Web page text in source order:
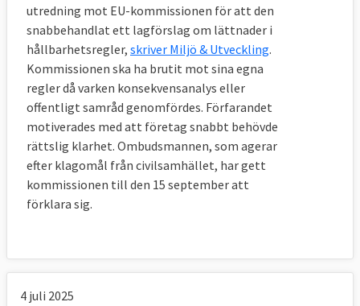
utredning mot EU-kommissionen för att den
snabbehandlat ett lagförslag om lättnader i
hållbarhetsregler, skriver Miljö & Utveckling.
Kommissionen ska ha brutit mot sina egna
regler då varken konsekvensanalys eller
offentligt samråd genomfördes. Förfarandet
motiverades med att företag snabbt behövde
rättslig klarhet. Ombudsmannen, som agerar
efter klagomål från civilsamhället, har gett
kommissionen till den 15 september att
förklara sig.
4 juli 2025